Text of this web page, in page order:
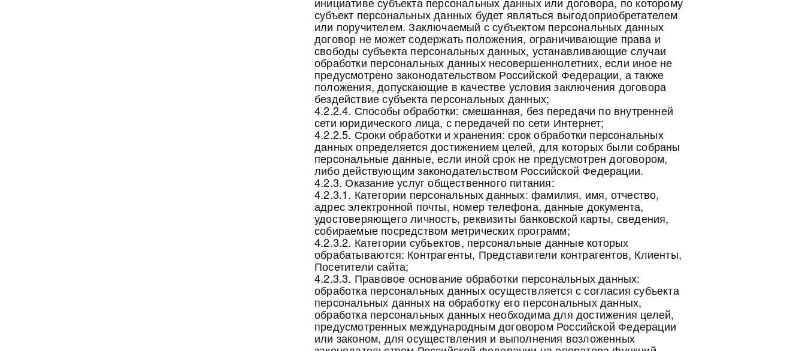
субъект персональных данных будет являться выгодоприобретателем
или поручителем. Заключаемый с субъектом персональных данных
договор не может содержать положения, ограничивающие права и
свободы субъекта персональных данных, устанавливающие случаи
обработки персональных данных несовершеннолетних, если иное не
предусмотрено законодательством Российской Федерации, а также
положения, допускающие в качестве условия заключения договора
бездействие субъекта персональных данных;
4.2.2.4. Способы обработки: смешанная, без передачи по внутренней
сети юридического лица, с передачей по сети Интернет;
4.2.2.5. Сроки обработки и хранения: срок обработки персональных
данных определяется достижением целей, для которых были собраны
персональные данные, если иной срок не предусмотрен договором,
либо действующим законодательством Российской Федерации.
4.2.3. Оказание услуг общественного питания:
4.2.3.1. Категории персональных данных: фамилия, имя, отчество,
адрес электронной почты, номер телефона, данные документа,
удостоверяющего личность, реквизиты банковской карты, сведения,
собираемые посредством метрических программ;
4.2.3.2. Категории субъектов, персональные данные которых
обрабатываются: Контрагенты, Представители контрагентов, Клиенты,
Посетители сайта;
4.2.3.3. Правовое основание обработки персональных данных:
обработка персональных данных осуществляется с согласия субъекта
персональных данных на обработку его персональных данных,
обработка персональных данных необходима для достижения целей,
предусмотренных международным договором Российской Федерации
или законом, для осуществления и выполнения возложенных